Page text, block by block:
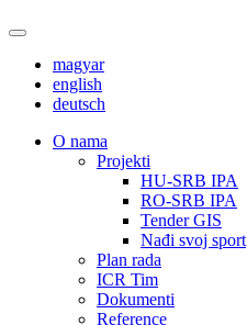
magyar
english
deutsch
О nama
Projekti
HU-SRB IPA
RO-SRB IPA
Tender GIS
Nađi svoj sport
Plan rada
ICR Tim
Dokumenti
Reference